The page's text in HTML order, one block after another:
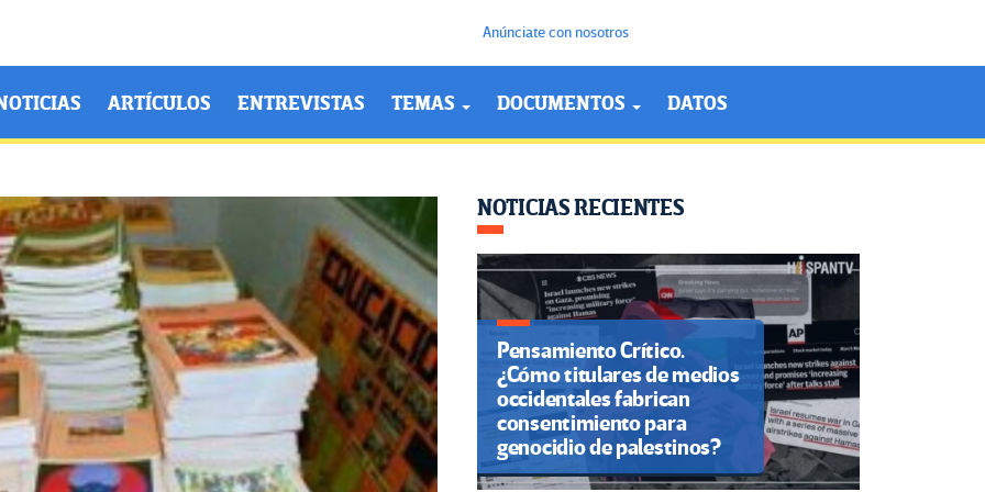
Anúnciate con nosotros
ARTÍCULOS ENTREVISTAS TEMAS DOCUMENTOS DATOS
NOTICIAS RECIENTES
Pensamiento Crítico.
¿Cómo titulares de medios
occidentales fabrican
consentimiento para
genocidio de palestinos?